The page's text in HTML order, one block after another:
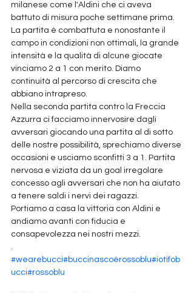
milanese come l'Aldini che ci aveva
battuto di misura poche settimane prima.
La partita è combattuta e nonostante il
campo in condizioni non ottimali, la grande
intensità e la qualità di alcune giocate
vinciamo 2 a 1 con merito. Diamo
continuità al percorso di crescita che
abbiano intrapreso.
Nella seconda partita contro la Freccia
Azzurra ci facciamo innervosire dagli
avversari giocando una partita al di sotto
delle nostre possibilità, sprechiamo diverse
occasioni e usciamo sconfitti 3 a 1. Partita
nervosa e viziata da un goal irregolare
concesso agli avversari che non ha aiutato
a tenere saldi i nervi dei ragazzi.
Portiamo a casa la vittoria con Aldini e
andiamo avanti con fiducia e
consapevolezza nei nostri mezzi.
.
#wearebucci#buccinascoèrossoblu#iotifob
ucci#rossoblu